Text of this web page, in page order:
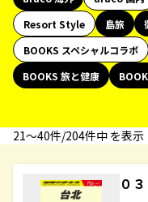
Resort Style
島旅
BOOKS スペシャルコラボ
BOOKS 旅と健康
21〜40件/204件中 を表示
０